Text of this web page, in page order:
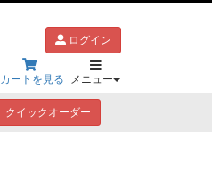
ログイン
カートを見る メニュー
クイックオーダー